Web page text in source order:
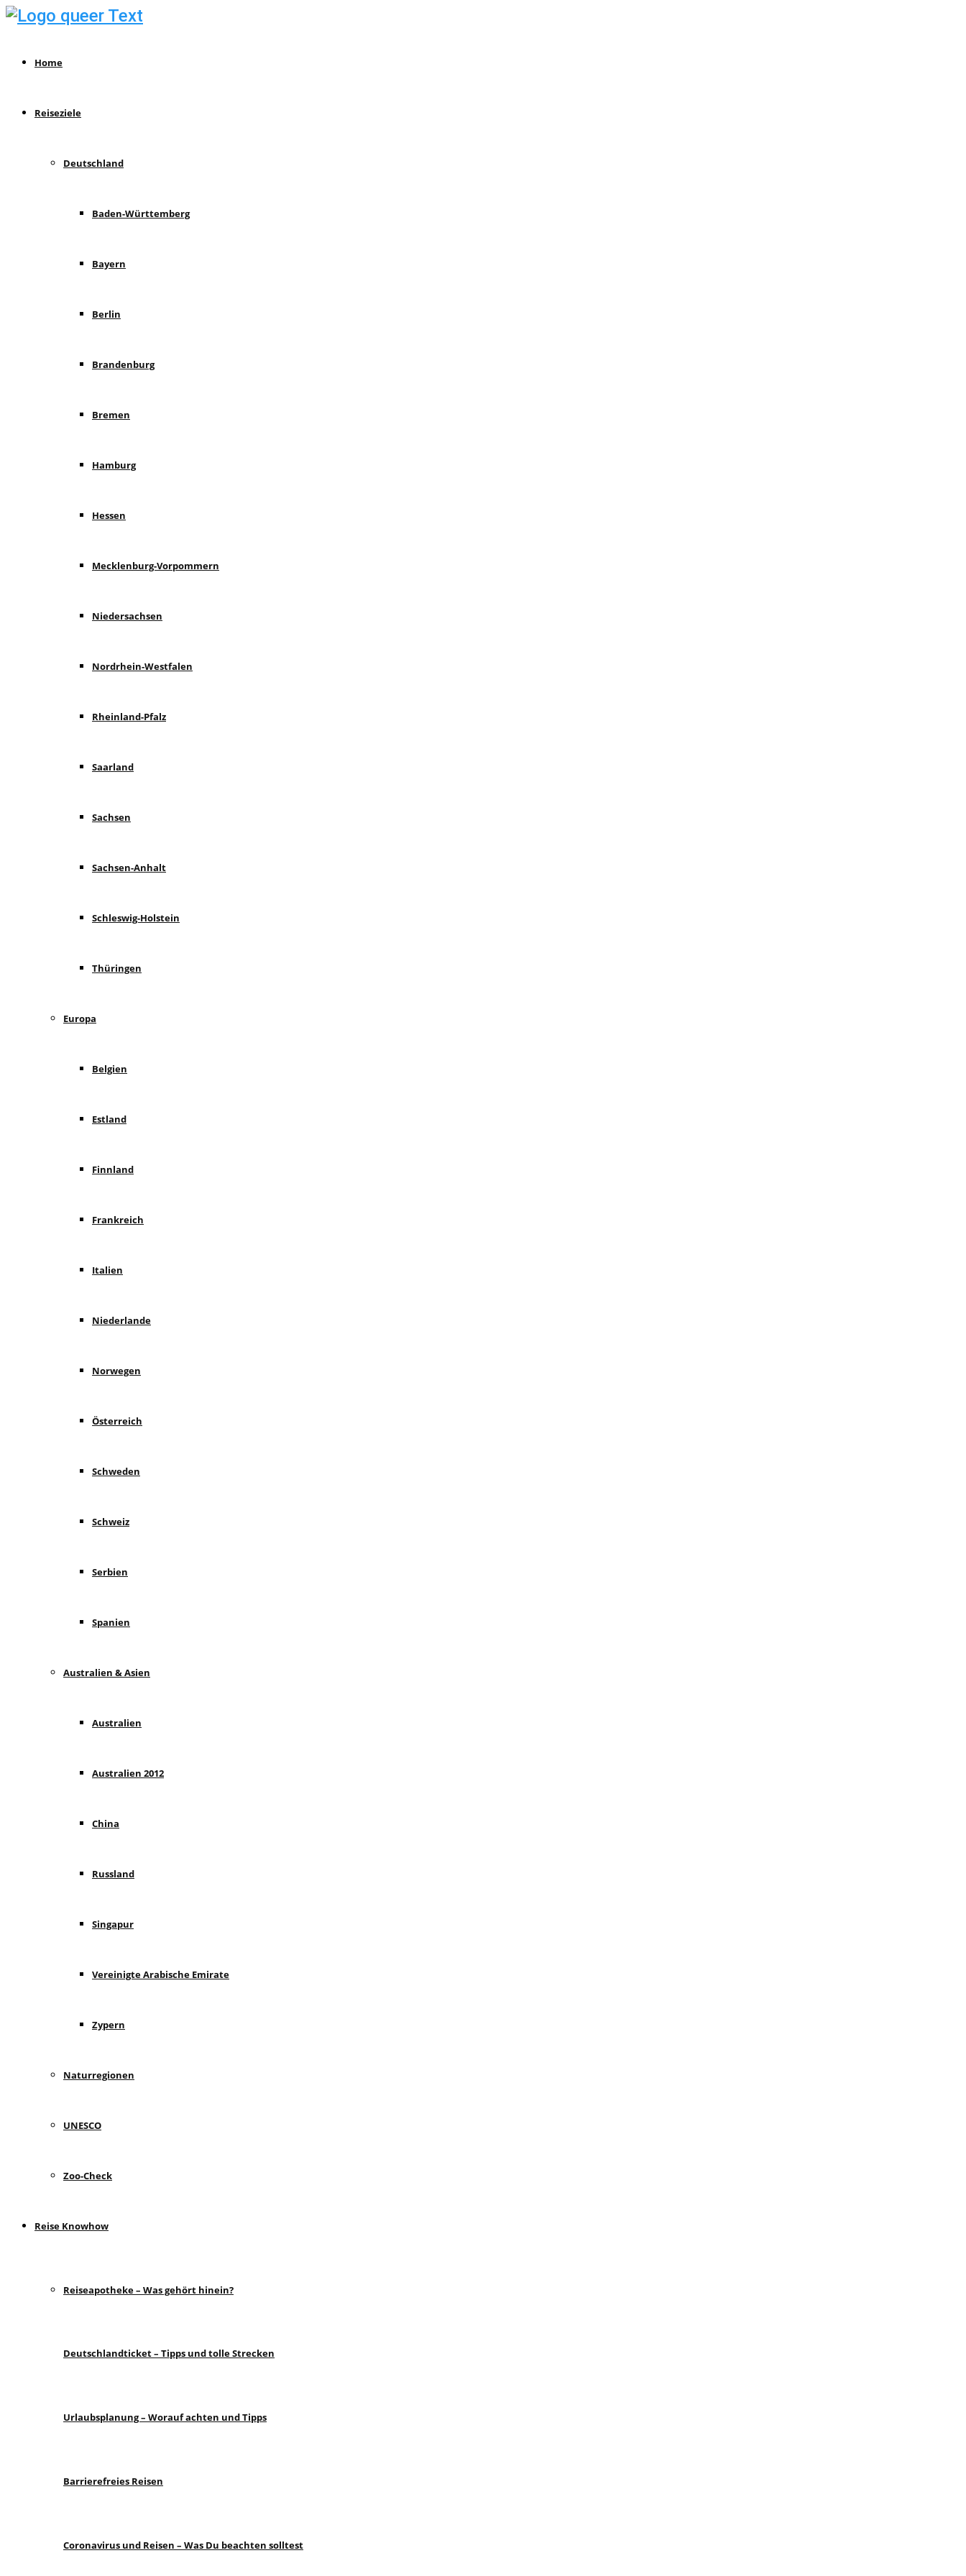
Home
Reiseziele
Deutschland
Baden-Württemberg
Bayern
Berlin
Brandenburg
Bremen
Hamburg
Hessen
Mecklenburg-Vorpommern
Niedersachsen
Nordrhein-Westfalen
Rheinland-Pfalz
Saarland
Sachsen
Sachsen-Anhalt
Schleswig-Holstein
Thüringen
Europa
Belgien
Estland
Finnland
Frankreich
Italien
Niederlande
Norwegen
Österreich
Schweden
Schweiz
Serbien
Spanien
Australien & Asien
Australien
Australien 2012
China
Russland
Singapur
Vereinigte Arabische Emirate
Zypern
Naturregionen
UNESCO
Zoo-Check
Reise Knowhow
Reiseapotheke – Was gehört hinein?
Deutschlandticket – Tipps und tolle Strecken
Urlaubsplanung – Worauf achten und Tipps
Barrierefreies Reisen
Coronavirus und Reisen – Was Du beachten solltest